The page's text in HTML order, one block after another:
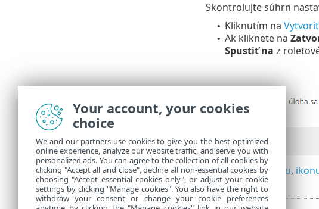
Skontrolujte súhrn
• Kliknutím na
• Ak kliknete na
Spustiť na z
Indikátor priebehu,
Your account, your cookies
choice
We and our partners use cookies to give you the best optimized
online experience, analyze our website traffic, and serve you with
personalized ads. You can agree to the collection of all cookies by
clicking "Accept all and close", decline all non-essential cookies by
choosing "Accept essential cookies only", or adjust your cookie
settings by clicking "Manage cookies". You also have the right to
withdraw your consent or change your cookie preferences